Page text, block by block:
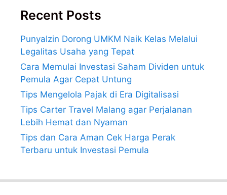
Recent Posts
PunyaIzin Dorong UMKM Naik Kelas Melalui
Legalitas Usaha yang Tepat
Cara Memulai Investasi Saham Dividen untuk
Pemula Agar Cepat Untung
Tips Mengelola Pajak di Era Digitalisasi
Tips Carter Travel Malang agar Perjalanan
Lebih Hemat dan Nyaman
Tips dan Cara Aman Cek Harga Perak
Terbaru untuk Investasi Pemula